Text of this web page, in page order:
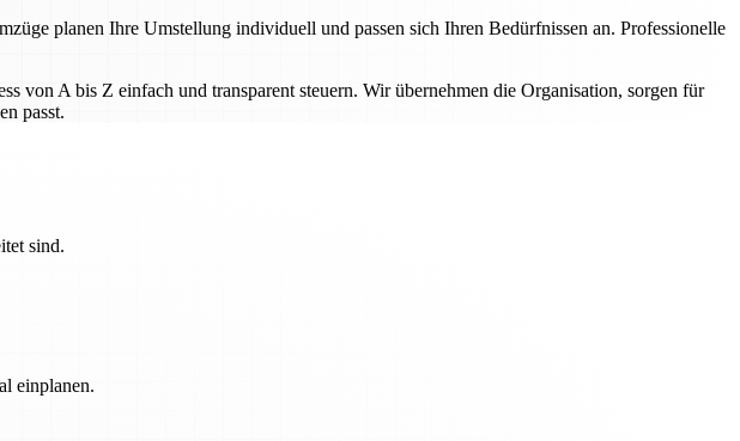
planen Ihre Umstellung individuell und passen sich Ihren Bedürfnissen an. Professionelle
von A bis Z einfach und transparent steuern. Wir übernehmen die Organisation, sorgen für
passt.
sind.
einplanen.